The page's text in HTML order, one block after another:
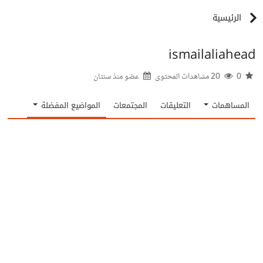
الرئيسية
ismailaliahead
عضو منذسنتان
المساهمات التعليقات المجتمعات المواضيع المفضلة